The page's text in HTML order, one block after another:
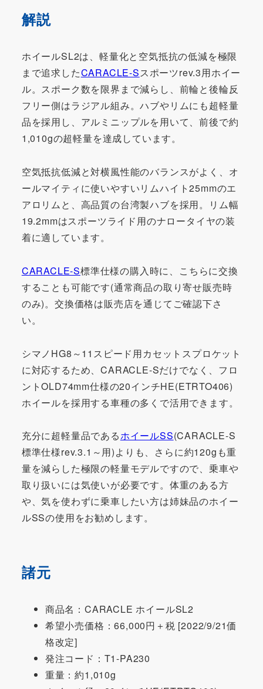
解説
ホイールSL2は、軽量化と空気抵抗の低減を極限
まで追求したCARACLE-Sスポーツrev.3用ホイー
ル。スポーク数を限界まで減らし、前輪と後輪反
フリー側はラジアル組み。ハブやリムにも超軽量
品を採用し、アルミニップルを用いて、前後で約
1,010gの超軽量を達成しています。
空気抵抗低減と対横風性能のバランスがよく、オ
ールマイティに使いやすいリムハイト25mmのエ
アロリムと、高品質の台湾製ハブを採用。リム幅
19.2mmはスポーツライド用のナロータイヤの装
着に適しています。
CARACLE-S標準仕様の購入時に、こちらに交換
することも可能です(通常商品の取り寄せ販売時
のみ)。交換価格は販売店を通じてご確認下さ
い。
シマノHG8～11スピード用カセットスプロケット
に対応するため、CARACLE-Sだけでなく、フロ
ントOLD74mm仕様の20インチHE(ETRTO406)
ホイールを採用する車種の多くで活用できます。
充分に超軽量品であるホイールSS(CARACLE-S
標準仕様rev.3.1～用)よりも、さらに約120gも重
量を減らした極限の軽量モデルですので、乗車や
取り扱いには気使いが必要です。体重のある方
や、気を使わずに乗車したい方は姉妹品のホイー
ルSSの使用をお勧めします。
諸元
商品名：CARACLE ホイールSL2
希望小売価格：66,000円＋税 [2022/9/21価
格改定]
発注コード：T1-PA230
重量：約1,010g